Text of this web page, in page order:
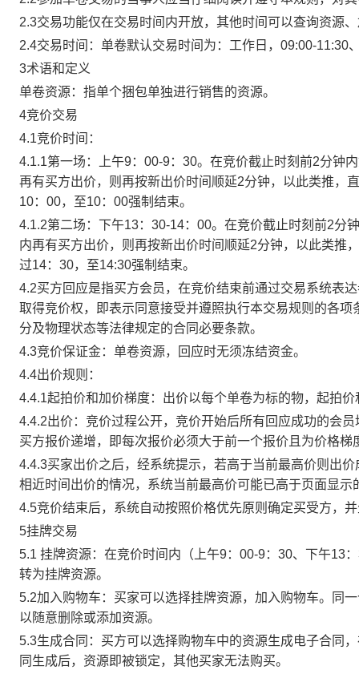
2.3交易功能仅在交易时间内开放，其他时间可以查询资源
2.4交易时间：单卷默认交易时间为：工作日，09:00-11:30
3术语和定义
单卷资源：指单个捆包单独进行销售的资源。
4竞价交易
4.1竞价时间：
4.1.1第一场：上午9：00-9：30。在竞价截止时刻前2分钟
再有买方出价，则再按新出价时间顺延2分钟，以此类推，
10：00，至10：00强制结束。
4.1.2第二场：下午13：30-14：00。在竞价截止时刻前2分
内再有买方出价，则再按新出价时间顺延2分钟，以此类推
过14：30，至14:30强制结束。
4.2买方回应是指买方会员，在竞价结束前通过交易系统表
取得竞价权，即表示同意接受并遵照执行本交易规则的各
分及物理状态等法律规定的合同必要条款。
4.3竞价保证金：单卷资源，回应时无须冻结资金。
4.4出价规则：
4.4.1起拍价和加价梯度：出价以每个单卷为标的物，起拍
4.4.2出价：竞价过程公开，竞价开始后所有回应成功的会
买方报价递增，即每次报价必须大于前一个报价且为价格
4.4.3买家出价之后，经系统提示，若高于当前最高价则出
相近时间出价的情况，系统当前最高价可能已高于页面显示
4.5竞价结束后，系统自动按照价格优先原则确定买受方，
5挂牌交易
5.1 挂牌资源：在竞价时间内（上午9：00-9：30、下午13
转为挂牌资源。
5.2加入购物车：买家可以选择挂牌资源，加入购物车。同
以随意删除或添加资源。
5.3生成合同：买方可以选择购物车中的资源生成电子合同
同生成后，资源即被锁定，其他买家无法购买。